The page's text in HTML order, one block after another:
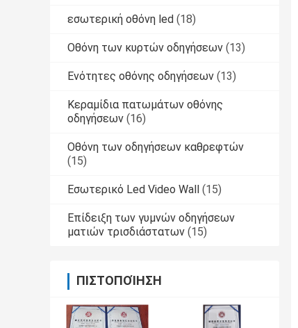
εσωτερική οθόνη led (18)
Οθόνη των κυρτών οδηγήσεων (13)
Ενότητες οθόνης οδηγήσεων (13)
Κεραμίδια πατωμάτων οθόνης
οδηγήσεων (16)
Οθόνη των οδηγήσεων καθρεφτών
(15)
Εσωτερικό Led Video Wall (15)
Επίδειξη των γυμνών οδηγήσεων
ματιών τρισδιάστατων (15)
ΠΙΣΤΟΠΟΊΗΣΗ